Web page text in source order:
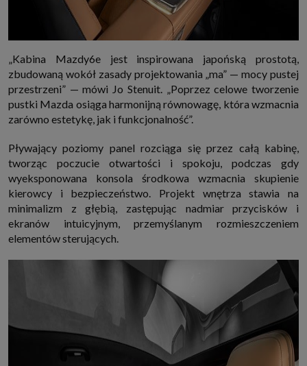
„Kabina Mazdy6e jest inspirowana japońską prostotą,
zbudowaną wokół zasady projektowania „ma” — mocy pustej
przestrzeni” — mówi Jo Stenuit. „Poprzez celowe tworzenie
pustki Mazda osiąga harmonijną równowagę, która wzmacnia
zarówno estetykę, jak i funkcjonalność”.
Pływający poziomy panel rozciąga się przez całą kabinę,
tworząc poczucie otwartości i spokoju, podczas gdy
wyeksponowana konsola środkowa wzmacnia skupienie
kierowcy i bezpieczeństwo. Projekt wnętrza stawia na
minimalizm z głębią, zastępując nadmiar przycisków i
ekranów intuicyjnym, przemyślanym rozmieszczeniem
elementów sterujących.